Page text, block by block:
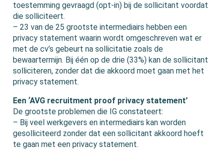
toestemming gevraagd (opt-in) bij de sollicitant voordat
die solliciteert.
– 23 van de 25 grootste intermediairs hebben een
privacy statement waarin wordt omgeschreven wat er
met de cv’s gebeurt na sollicitatie zoals de
bewaartermijn. Bij één op de drie (33%) kan de sollicitant
solliciteren, zonder dat die akkoord moet gaan met het
privacy statement.
Een ‘AVG recruitment proof privacy statement’
De grootste problemen die IG constateert:
– Bij veel werkgevers en intermediairs kan worden
gesolliciteerd zonder dat een sollicitant akkoord hoeft
te gaan met een privacy statement.